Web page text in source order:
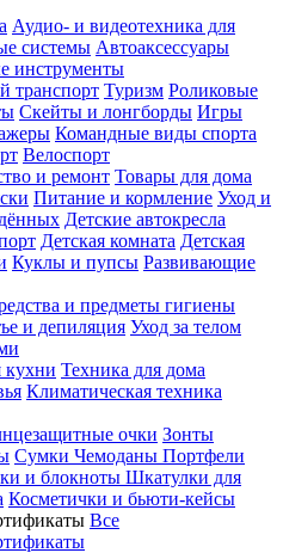
Аудио- и видеотехника для
системы Автоаксессуары
инструменты
транспорт Туризм Роликовые
Скейты и лонгборды Игры
Командные виды спорта
Велоспорт
и ремонт Товары для дома
Питание и кормление Уход и
Детские автокресла
Детская комната Детская
Куклы и пупсы Развивающие
и предметы гигиены
и депиляция Уход за телом
кухни Техника для дома
Климатическая техника
очки Зонты
Сумки Чемоданы Портфели
и блокноты Шкатулки для
Косметички и бьюти-кейсы
Все